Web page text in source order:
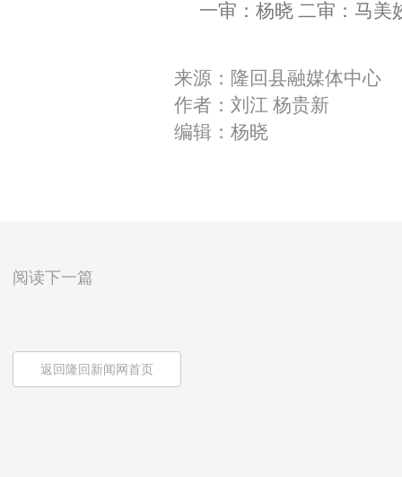
一审：杨晓 二审：马美
来源：隆回县融媒体中心
作者：刘江 杨贵新
编辑：杨晓
阅读下一篇
返回隆回新闻网首页